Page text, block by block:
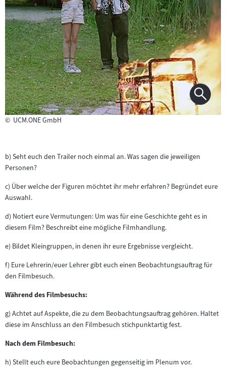
© UCM.ONE GmbH
b) Seht euch den Trailer noch einmal an. Was sagen die jeweiligen
Personen?
c) Über welche der Figuren möchtet ihr mehr erfahren? Begründet eure
Auswahl.
d) Notiert eure Vermutungen: Um was für eine Geschichte geht es in
diesem Film? Beschreibt eine mögliche Filmhandlung.
e) Bildet Kleingruppen, in denen ihr eure Ergebnisse vergleicht.
f) Eure Lehrerin/euer Lehrer gibt euch einen Beobachtungsauftrag für
den Filmbesuch.
Während des Filmbesuchs:
g) Achtet auf Aspekte, die zu dem Beobachtungsauftrag gehören. Haltet
diese im Anschluss an den Filmbesuch stichpunktartig fest.
Nach dem Filmbesuch:
h) Stellt euch eure Beobachtungen gegenseitig im Plenum vor.